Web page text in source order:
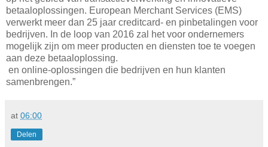
betaaloplossingen. European Merchant Services (EMS)
verwerkt meer dan 25 jaar creditcard- en pinbetalingen voor
bedrijven. In de loop van 2016 zal het voor ondernemers
mogelijk zijn om meer producten en diensten toe te voegen
aan deze betaaloplossing.
en online-oplossingen die bedrijven en hun klanten
samenbrengen.”
at 06:00
Delen